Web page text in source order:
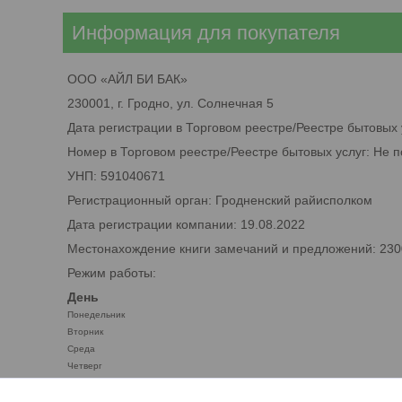
Информация для покупателя
ООО «АЙЛ БИ БАК»
230001, г. Гродно, ул. Солнечная 5
Дата регистрации в Торговом реестре/Реестре
Номер в Торговом реестре/Реестре бытовых услуг: Не
УНП: 591040671
Регистрационный орган: Гродненский райисполком
Дата регистрации компании: 19.08.2022
Местонахождение книги замечаний и предложений:
Режим работы:
День
Понедельник
Вторник
Среда
Четверг